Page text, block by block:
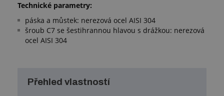
Technické parametry:
páska a můstek: nerezová ocel AISI 304
šroub C7 se šestihrannou hlavou s drážkou: nerezová
ocel AISI 304
Přehled vlastností